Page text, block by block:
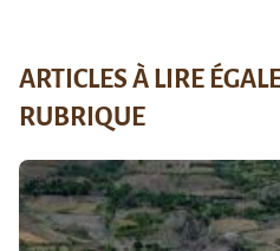
ARTICLES À LIRE
RUBRIQUE